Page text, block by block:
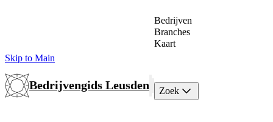
Skip to Main
Bedrijvengids Leusden
Bedrijven
Branches
Kaart
Zoek